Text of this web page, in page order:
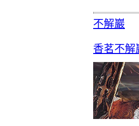
不解巖
香茗不解